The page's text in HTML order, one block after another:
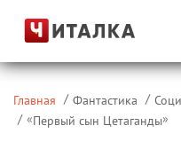
Главная Фантастика
«Первый сын Цетаганды»